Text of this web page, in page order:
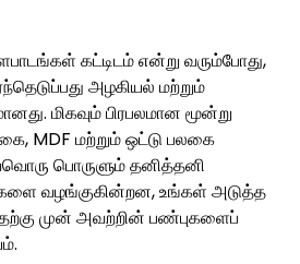
கட்டிடம் என்று வரும்போது,
அழகியல் மற்றும்
மிகவும் பிரபலமான மூன்று
MDF மற்றும் ஒட்டு பலகை
பொருளும் தனித்தனி
வழங்குகின்றன, உங்கள் அடுத்த
முன் அவற்றின் பண்புகளைப்